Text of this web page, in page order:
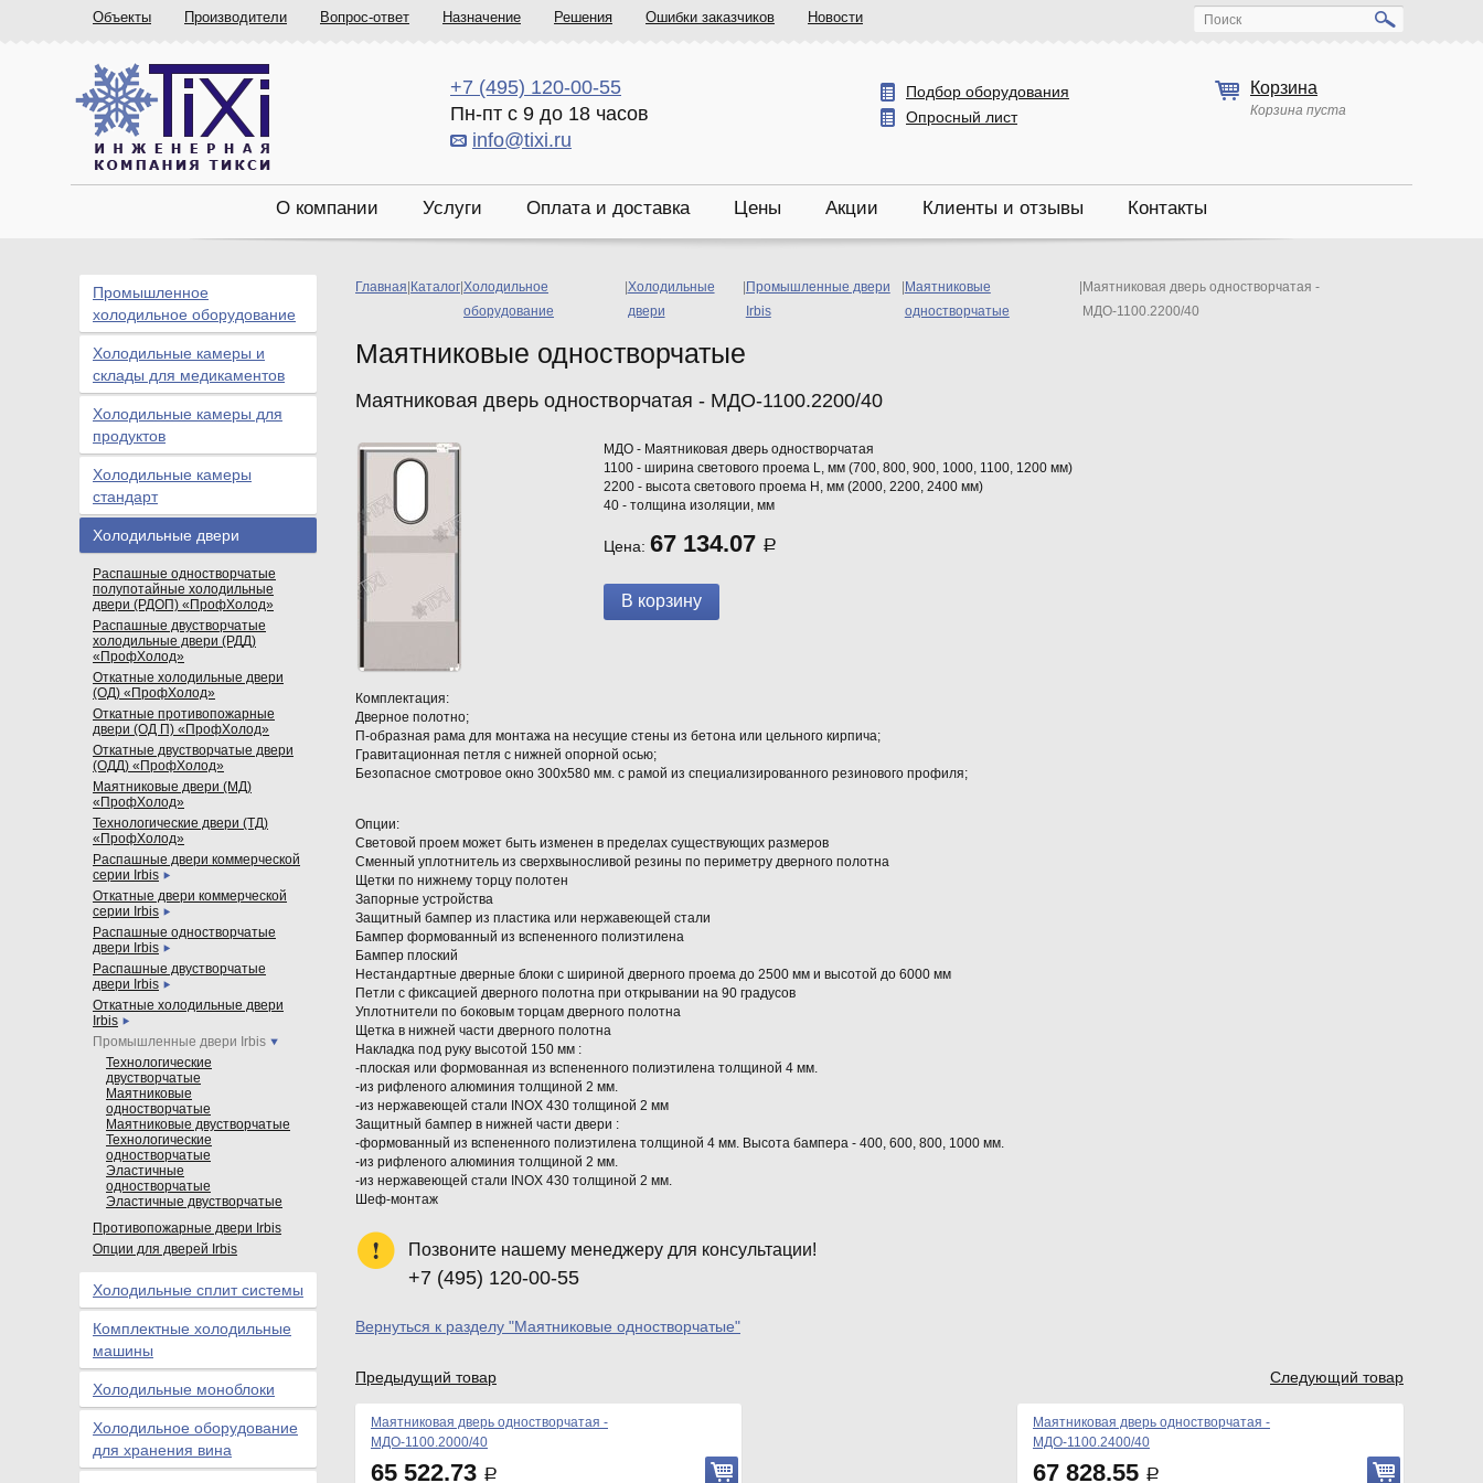
Объекты Производители Вопрос-ответ Назначение Решения Ошибки заказчиков Новости Поиск
+7 (495) 120-00-55
Пн-пт с 9 до 18 часов
info@tixi.ru
Подбор оборудования
Опросный лист
Корзина
Корзина пуста
О компании Услуги Оплата и доставка Цены Акции Клиенты и отзывы Контакты
Главная Каталог Холодильное
оборудование
Холодильные
двери
Промышленные двери
Irbis
Маятниковые
одностворчатые
Маятниковая дверь одностворчатая -
МДО-1100.2200/40
Маятниковые одностворчатые
Маятниковая дверь одностворчатая - МДО-1100.2200/40
МДО - Маятниковая дверь одностворчатая
1100 - ширина светового проема L, мм (700, 800, 900, 1000, 1100, 1200 мм)
2200 - высота светового проема Н, мм (2000, 2200, 2400 мм)
40 - толщина изоляции, мм
Цена: 67 134.07 Р
Комплектация:
Дверное полотно;
П-образная рама для монтажа на несущие стены из бетона или цельного кирпича;
Гравитационная петля с нижней опорной осью;
Безопасное смотровое окно 300х580 мм. с рамой из специализированного резинового профиля;
Опции:
Световой проем может быть изменен в пределах существующих размеров
Сменный уплотнитель из сверхвыносливой резины по периметру дверного полотна
Щетки по нижнему торцу полотен
Запорные устройства
Защитный бампер из пластика или нержавеющей стали
Бампер формованный из вспененного полиэтилена
Бампер плоский
Нестандартные дверные блоки с шириной дверного проема до 2500 мм и высотой до 6000 мм
Петли с фиксацией дверного полотна при открывании на 90 градусов
Уплотнители по боковым торцам дверного полотна
Щетка в нижней части дверного полотна
Накладка под руку высотой 150 мм :
-плоская или формованная из вспененного полиэтилена толщиной 4 мм.
-из рифленого алюминия толщиной 2 мм.
-из нержавеющей стали INOX 430 толщиной 2 мм
Защитный бампер в нижней части двери :
-формованный из вспененного полиэтилена толщиной 4 мм. Высота бампера - 400, 600, 800, 1000 мм.
-из рифленого алюминия толщиной 2 мм.
-из нержавеющей стали INOX 430 толщиной 2 мм.
Шеф-монтаж
Позвоните нашему менеджеру для консультации!
+7 (495) 120-00-55
Вернуться к разделу "Маятниковые одностворчатые"
Предыдущий товар
Маятниковая дверь одностворчатая -
МДО-1100.2000/40
65 522.73 Р
Следующий товар
Маятниковая дверь одностворчатая -
МДО-1100.2400/40
67 828.55 Р
Промышленное
холодильное оборудование
Холодильные камеры и
склады для медикаментов
Холодильные камеры для
продуктов
Холодильные камеры
стандарт
Холодильные двери
Распашные одностворчатые
полупотайные холодильные
двери (РДОП) «ПрофХолод»
Распашные двустворчатые
холодильные двери (РДД)
«ПрофХолод»
Откатные холодильные двери
(ОД) «ПрофХолод»
Откатные противопожарные
двери (ОД П) «ПрофХолод»
Откатные двустворчатые двери
(ОДД) «ПрофХолод»
Маятниковые двери (МД)
«ПрофХолод»
Технологические двери (ТД)
«ПрофХолод»
Распашные двери коммерческой
серии Irbis
Откатные двери коммерческой
серии Irbis
Распашные одностворчатые
двери Irbis
Распашные двустворчатые
двери Irbis
Откатные холодильные двери
Irbis
Промышленные двери Irbis
Технологические
двустворчатые
Маятниковые
одностворчатые
Маятниковые двустворчатые
Технологические
одностворчатые
Эластичные
одностворчатые
Эластичные двустворчатые
Противопожарные двери Irbis
Опции для дверей Irbis
Холодильные сплит системы
Комплектные холодильные
машины
Холодильные моноблоки
Холодильное оборудование
для хранения вина